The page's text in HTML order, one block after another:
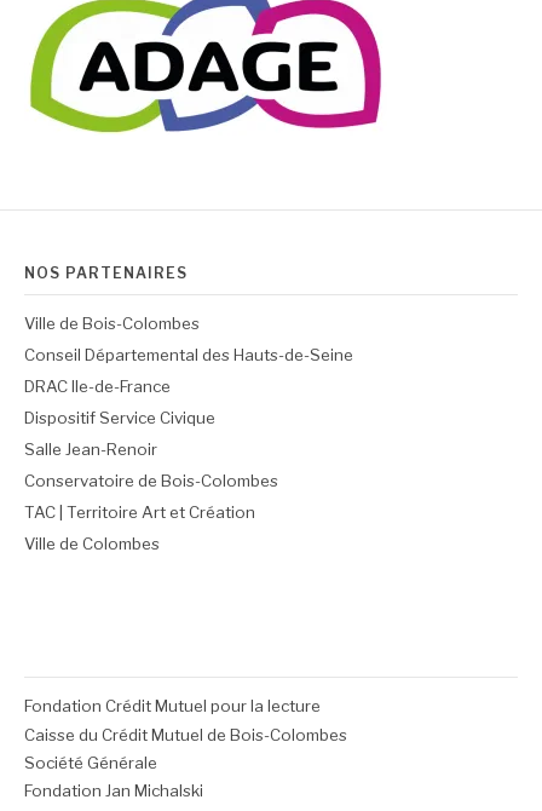
NOS PARTENAIRES
Ville de Bois-Colombes
Conseil Départemental des Hauts-de-Seine
DRAC Ile-de-France
Dispositif Service Civique
Salle Jean-Renoir
Conservatoire de Bois-Colombes
TAC | Territoire Art et Création
Ville de Colombes
Fondation Crédit Mutuel pour la lecture
Caisse du Crédit Mutuel de Bois-Colombes
Société Générale
Fondation Jan Michalski